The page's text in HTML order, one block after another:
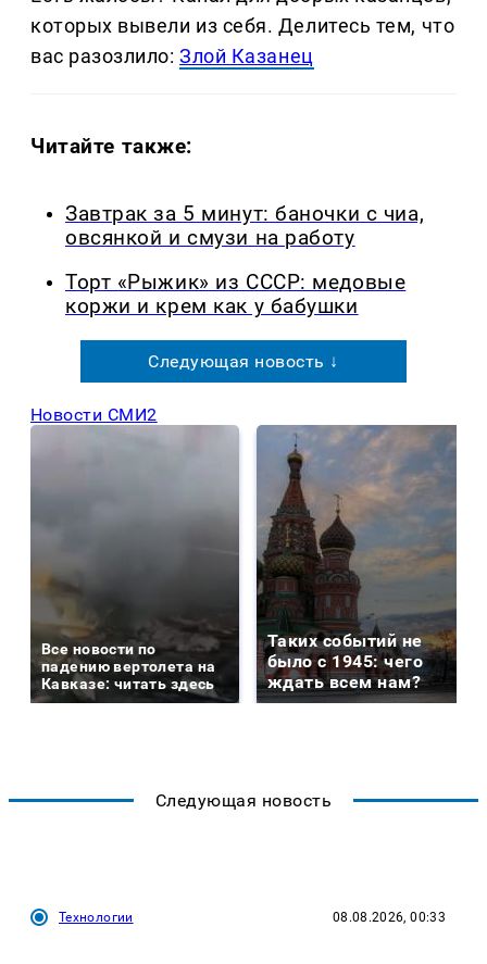
которых вывели из себя. Делитеcь тем, что
вас разозлило:Злой Казанец
Читайте также:
Завтрак за 5 минут: баночки с чиа,
овсянкой и смузи на работу
Торт «Рыжик» из СССР: медовые
коржи и крем как у бабушки
Следующая новость ↓
Новости СМИ2
Все новости по
падению вертолета на
Кавказе: читать здесь
Таких событий не
было с 1945: чего
ждать всем нам?
Следующая новость
Технологии 08.08.2026, 00:33